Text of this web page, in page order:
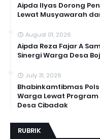
Aipda Ilyas Dorong
Lewat Musyawarah
August 01, 2026
Aipda Reza Fajar A
Sinergi Warga Desa
July 31, 2026
Bhabinkamtibmas
Warga Lewat
Desa Cibadak
RUBRIK